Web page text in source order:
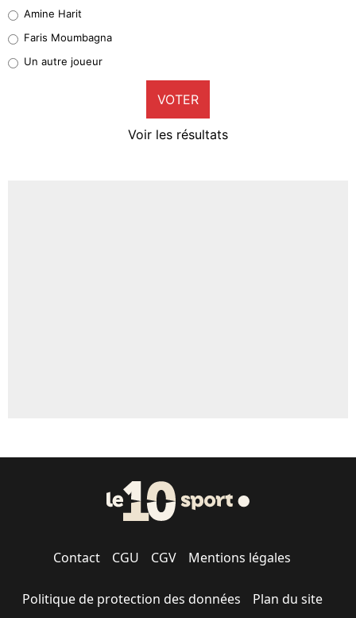
1%
8%
Amine Harit
Faris Moumbagna
Un autre joueur
VOTER
Voir les résultats
Contact CGU CGV Mentions légales
Politique de protection des données Plan du site